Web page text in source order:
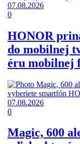
07.08.2026
0
HONOR
do mobilnej
éru mobilnej
07.08.2026
0
Magic, 600